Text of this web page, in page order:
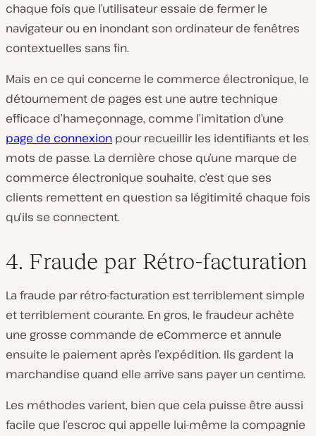
chaque fois que l’utilisateur essaie de fermer le
navigateur ou en inondant son ordinateur de fenêtres
contextuelles sans fin.
Mais en ce qui concerne le commerce électronique, le
détournement de pages est une autre technique
efficace d’hameçonnage, comme l’imitation d’une
page de connexion pour recueillir les identifiants et les
mots de passe. La dernière chose qu’une marque de
commerce électronique souhaite, c’est que ses
clients remettent en question sa légitimité chaque fois
qu’ils se connectent.
4. Fraude par Rétro-facturation
La fraude par rétro-facturation est terriblement simple
et terriblement courante. En gros, le fraudeur achète
une grosse commande de eCommerce et annule
ensuite le paiement après l’expédition. Ils gardent la
marchandise quand elle arrive sans payer un centime.
Les méthodes varient, bien que cela puisse être aussi
facile que l’escroc qui appelle lui-même la compagnie